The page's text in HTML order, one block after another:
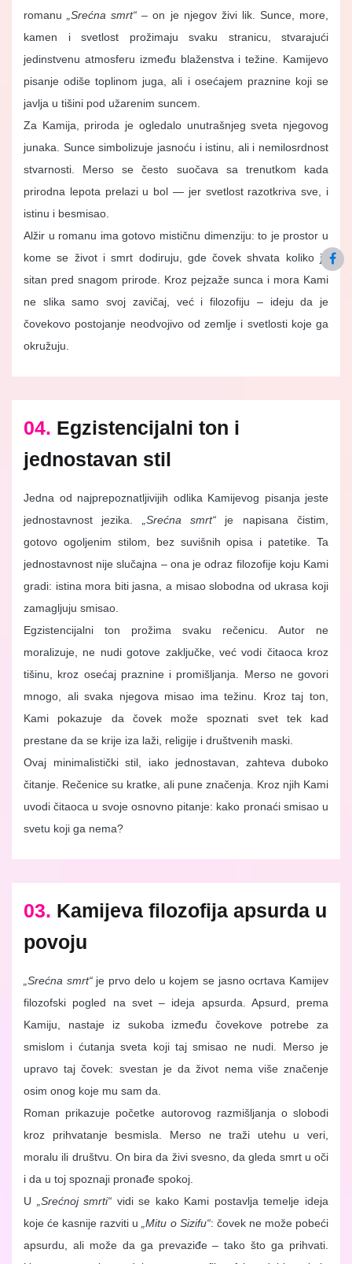
romanu
„Srećna smrt“ – on je njegov živi lik. Sunce, more,
kamen i svetlost prožimaju svaku stranicu, stvarajući
jedinstvenu atmosferu između blaženstva i težine. Kamijevo
pisanje odiše toplinom juga, ali i osećajem praznine koji se
javlja u tišini pod užarenim suncem.
Za Kamija, priroda je ogledalo unutrašnjeg sveta njegovog
junaka. Sunce simbolizuje jasnoću i istinu, ali i nemilosrdnost
stvarnosti. Merso se često suočava sa trenutkom kada
prirodna lepota prelazi u bol — jer svetlost razotkriva sve, i
istinu i besmisao.
Alžir u romanu ima gotovo mističnu dimenziju: to je prostor u
kome se život i smrt dodiruju, gde čovek shvata koliko je
sitan pred snagom prirode. Kroz pejzaže sunca i mora Kami
ne slika samo svoj zavičaj, već i filozofiju – ideju da je
čovekovo postojanje neodvojivo od zemlje i svetlosti koje ga
okružuju.
04. Egzistencijalni ton i
jednostavan stil
Jedna od najprepoznatljivijih odlika Kamijevog pisanja jeste
jednostavnost jezika.
„Srećna smrt“ je napisana čistim,
gotovo ogoljenim stilom, bez suvišnih opisa i patetike. Ta
jednostavnost nije slučajna – ona je odraz filozofije koju Kami
gradi: istina mora biti jasna, a misao slobodna od ukrasa koji
zamagljuju smisao.
Egzistencijalni ton prožima svaku rečenicu. Autor ne
moralizuje, ne nudi gotove zaključke, već vodi čitaoca kroz
tišinu, kroz osećaj praznine i promišljanja. Merso ne govori
mnogo, ali svaka njegova misao ima težinu. Kroz taj ton,
Kami pokazuje da čovek može spoznati svet tek kad
prestane da se krije iza laži, religije i društvenih maski.
Ovaj minimalistički stil, iako jednostavan, zahteva duboko
čitanje. Rečenice su kratke, ali pune značenja. Kroz njih Kami
uvodi čitaoca u svoje osnovno pitanje: kako pronaći smisao u
svetu koji ga nema?
03. Kamijeva filozofija apsurda u
povoju
„Srećna smrt“je prvo delo u kojem se jasno ocrtava Kamijev
filozofski pogled na svet – ideja apsurda. Apsurd, prema
Kamiju, nastaje iz sukoba između čovekove potrebe za
smislom i ćutanja sveta koji taj smisao ne nudi. Merso je
upravo taj čovek: svestan je da život nema više značenje
osim onog koje mu sam da.
Roman prikazuje početke autorovog razmišljanja o slobodi
kroz prihvatanje besmisla. Merso ne traži utehu u veri,
moralu ili društvu. On bira da živi svesno, da gleda smrt u oči
i da u toj spoznaji pronađe spokoj.
U
„Srećnoj smrti“ vidi se kako Kami postavlja temelje ideja
koje će kasnije razviti u
„Mitu o Sizifu“: čovek ne može pobeći
apsurdu, ali može da ga prevaziđe – tako što ga prihvati.